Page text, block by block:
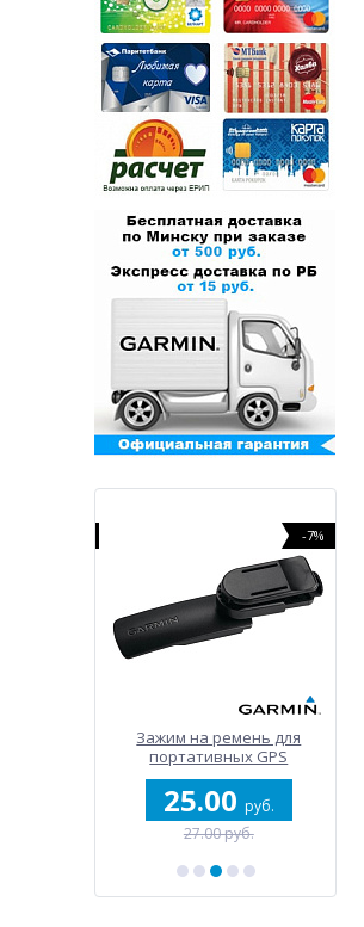
-7%
Зажим на ремень для
портативных GPS
25.00 руб.
27.00 руб.